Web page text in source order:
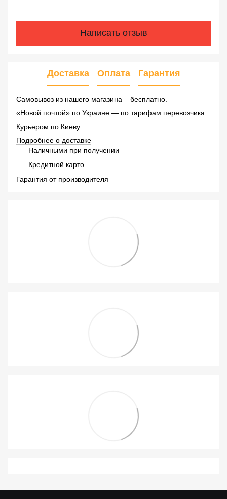
Написать отзыв
Доставка Оплата Гарантия
Самовывоз из нашего магазина – бесплатно.
«Новой почтой» по Украине — по тарифам перевозчика.
Курьером по Киеву
Подробнее о доставке
Наличными при получении
Кредитной карто
Гарантия от производителя